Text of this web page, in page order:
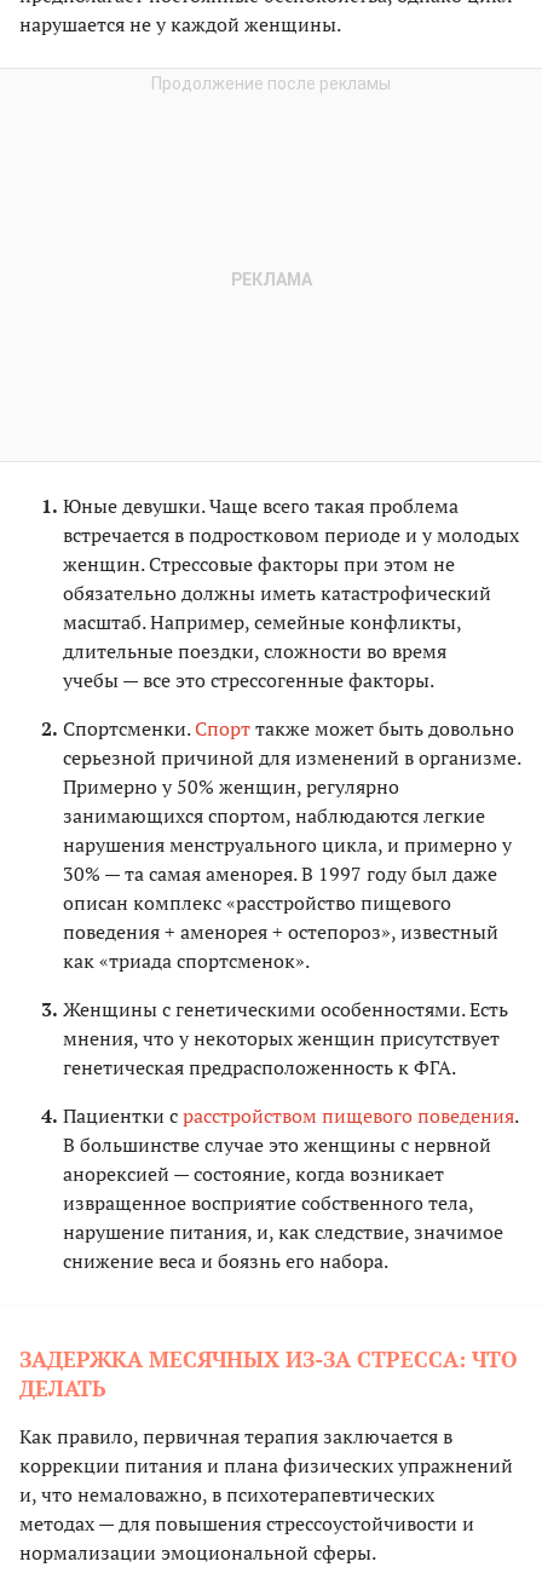
нарушается не у каждой женщины.
Юные девушки. Чаще всего такая проблема
встречается в подростковом периоде и у молодых
женщин. Стрессовые факторы при этом не
обязательно должны иметь катастрофический
масштаб. Например, семейные конфликты,
длительные поездки, сложности во время
учебы — все это стрессогенные факторы.
Спортсменки.Спорттакже может быть довольно
серьезной причиной для изменений в организме.
Примерно у 50% женщин, регулярно
занимающихся спортом, наблюдаются легкие
нарушения менструального цикла, и примерно у
30% — та самая аменорея. В 1997 году был даже
описан комплекс «расстройство пищевого
поведения + аменорея + остепороз», известный
как «триада спортсменок».
Женщины с генетическими особенностями. Есть
мнения, что у некоторых женщин присутствует
генетическая предрасположенность к ФГА.
Пациентки срасстройством пищевого поведения.
В большинстве случае это женщины с нервной
анорексией — состояние, когда возникает
извращенное восприятие собственного тела,
нарушение питания, и, как следствие, значимое
снижение веса и боязнь его набора.
ЗАДЕРЖКА МЕСЯЧНЫХ ИЗ-ЗА СТРЕССА: ЧТО
ДЕЛАТЬ
Как правило, первичная терапия заключается в
коррекции питания и плана физических упражнений
и, что немаловажно, в психотерапевтических
методах — для повышения стрессоустойчивости и
нормализации эмоциональной сферы.